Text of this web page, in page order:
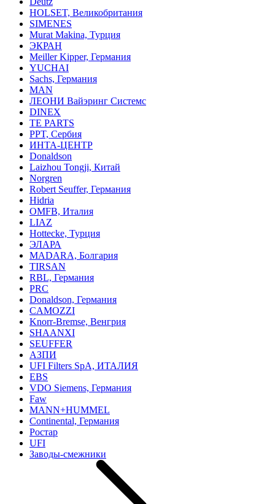
HOLSET, Великобритания
SIMENES
Murat Makina, Турция
ЭКРАН
Meiller Kipper, Германия
YUCHAI
Sachs, Германия
MAN
ЛЕОНИ Вайэринг Системс
DINEX
TE PARTS
PPT, Сербия
ИНТА-ЦЕНТР
Donaldson
Laizhou Tongji, Китай
Norgren
Robert Seuffer, Германия
Hidria
OMFB, Италия
LIAZ
Hottecke, Турция
ЭЛАРА
MADARA, Болгария
TIRSAN
RBL, Германия
PRC
Donaldson, Германия
CAMOZZI
Knorr-Bremse, Венгрия
SHAANXI
SEUFFER
АЗПИ
UFI Filters SpA, ИТАЛИЯ
EBS
VDO Siemens, Германия
Faw
MANN+HUMMEL
Continental, Германия
Ростар
UFI
Заводы-смежники